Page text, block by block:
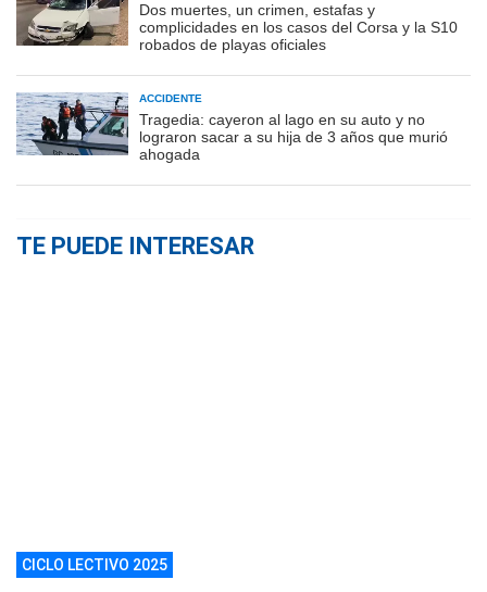
Dos muertes, un crimen, estafas y
complicidades en los casos del Corsa y la S10
robados de playas oficiales
ACCIDENTE
Tragedia: cayeron al lago en su auto y no
lograron sacar a su hija de 3 años que murió
ahogada
TE PUEDE INTERESAR
CICLO LECTIVO 2025